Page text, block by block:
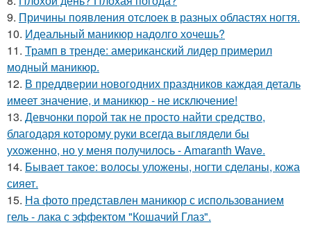
9. Причины появления отслоек в разных областях ногтя.
10. Идеальный маникюр надолго хочешь?
11. Трамп в тренде: американский лидер примерил
модный маникюр.
12. В преддверии новогодних праздников каждая деталь
имеет значение, и маникюр - не исключение!
13. Девчонки порой так не просто найти средство,
благодаря которому руки всегда выглядели бы
ухоженно, но у меня получилось - Amaranth Wave.
14. Бывает такое: волосы уложены, ногти сделаны, кожа
сияет.
15. На фото представлен маникюр с использованием
гель - лака с эффектом "Кошачий Глаз".